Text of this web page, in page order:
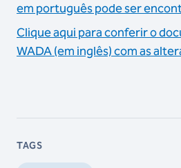
em português pode ser
Clique aqui para conferir o
WADA (em inglês) com as
TAGS